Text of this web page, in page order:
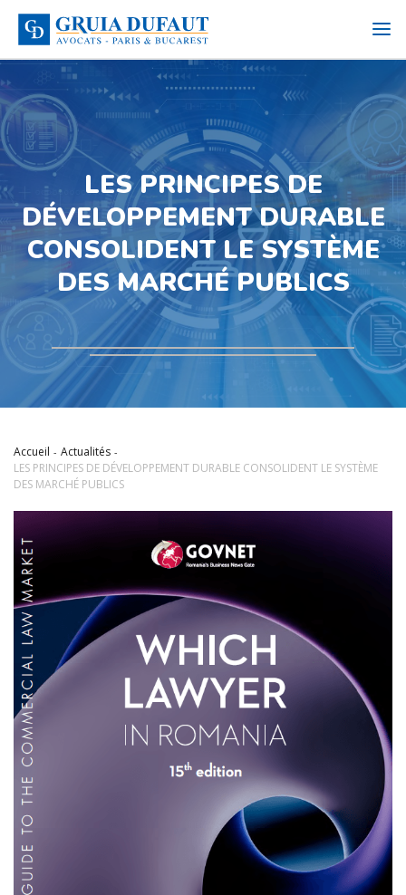
LES PRINCIPES DE
DÉVELOPPEMENT DURABLE
CONSOLIDENT LE SYSTÈME
DES MARCHÉ PUBLICS
Accueil
Actualités
LES PRINCIPES DE DÉVELOPPEMENT DURABLE CONSOLIDENT LE SYSTÈME
DES MARCHÉ PUBLICS